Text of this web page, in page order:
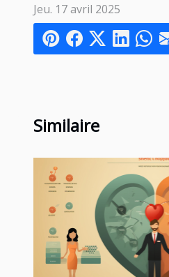
Jeu. 17 avril 2025
Similaire